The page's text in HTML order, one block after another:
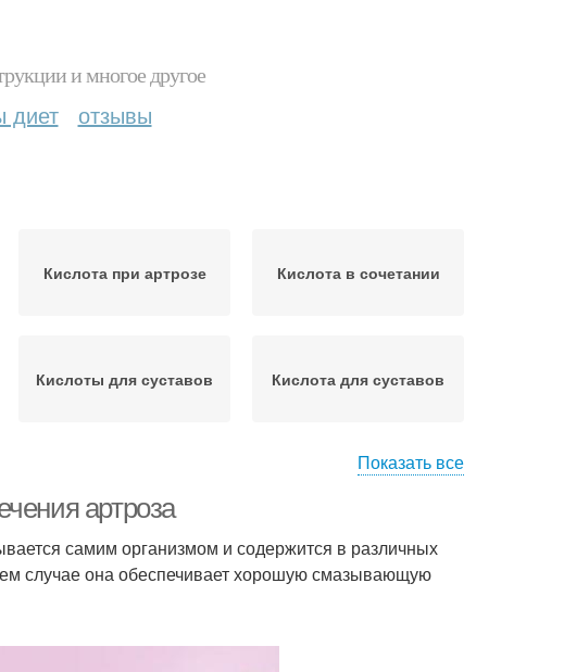
и многое другое
диет отзывы
Кислота при артрозе Кислота в сочетании
Кислоты для суставов Кислота для суставов
Показать все
артроза
самим организмом и содержится в различных
случае она обеспечивает хорошую смазывающую